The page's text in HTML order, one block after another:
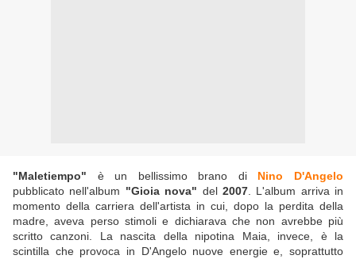
"Maletiempo" è un bellissimo brano di Nino D'Angelo
pubblicato nell'album "Gioia nova" del 2007. L'album arriva in
momento della carriera dell'artista in cui, dopo la perdita della
madre, aveva perso stimoli e dichiarava che non avrebbe più
scritto canzoni. La nascita della nipotina Maia, invece, è la
scintilla che provoca in D'Angelo nuove energie e, soprattutto